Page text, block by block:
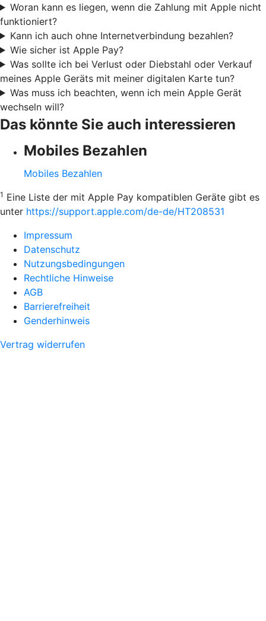
Woran kann es liegen, wenn die Zahlung mit Apple nicht
funktioniert?
Kann ich auch ohne Internetverbindung bezahlen?
Wie sicher ist Apple Pay?
Was sollte ich bei Verlust oder Diebstahl oder Verkauf
meines Apple Geräts mit meiner digitalen Karte tun?
Was muss ich beachten, wenn ich mein Apple Gerät
wechseln will?
Das könnte Sie auch interessieren
Mobiles Bezahlen
Mobiles Bezahlen
1 Eine Liste der mit Apple Pay kompatiblen Geräte gibt es
unter https://support.apple.com/de-de/HT208531
Impressum
Datenschutz
Nutzungsbedingungen
Rechtliche Hinweise
AGB
Barrierefreiheit
Genderhinweis
Vertrag widerrufen